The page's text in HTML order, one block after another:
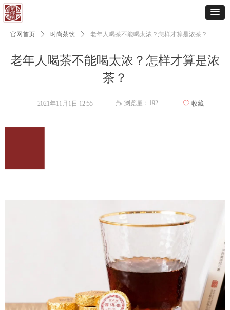
老年人喝茶不能喝太浓？怎样才算是浓
茶？
官网首页 ꄲ 时尚茶饮 ꄲ 老年人喝茶不能喝太浓？怎样才算是浓茶？
2021年11月1日 12:55 ꄘ 浏览量： 192 ꄀ 收藏